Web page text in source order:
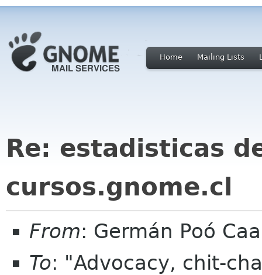
Home Mailing Lists
Re: estadisticas
cursos.gnome.cl
From: Germán Poó
To: "Advocacy, chit-